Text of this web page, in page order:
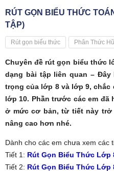
RÚT GỌN BIỂU THỨC
TẬP)
Rút gọn biểu thức Phân Thức
Chuyên đề rút gọn biểu thức
dạng bài tập liên quan –
trọng của lớp 8 và lớp 9, chắc
lớp 10. Phần trước các em
ở mức cơ bản, từ tiết này
nâng cao hơn nhé.
Dành cho các em chưa xem các
Tiết 1: Rút Gọn Biểu Thức Lớp
Tiết 2: Rút Gọn Biểu Thức Lớp